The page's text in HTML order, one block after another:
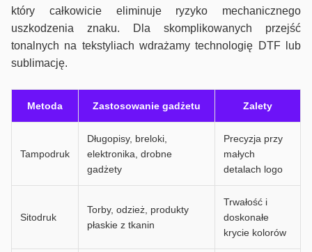
który całkowicie eliminuje ryzyko mechanicznego
uszkodzenia znaku. Dla skomplikowanych przejść
tonalnych na tekstyliach wdrażamy technologię DTF lub
sublimację.
Metoda Zastosowanie gadżetu Zalety
Tampodruk
Długopisy, breloki,
elektronika, drobne
gadżety
Precyzja przy
małych
detalach logo
Sitodruk
Torby, odzież, produkty
płaskie z tkanin
Trwałość i
doskonałe
krycie kolorów